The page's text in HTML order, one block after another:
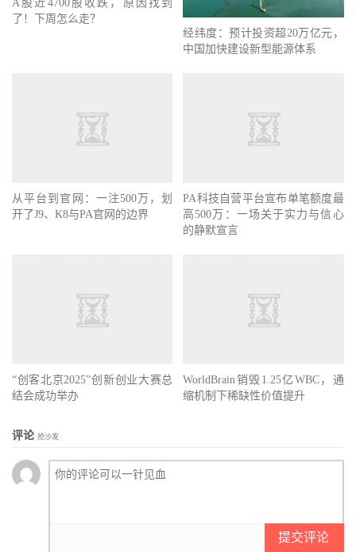
A股近4700股收跌，原因找到
了！下周怎么走？
经纬度：预计投资超20万亿元，
中国加快建设新型能源体系
从平台到官网：一注500万，划
开了J9、K8与PA官网的边界
PA科技自营平台宣布单笔额度最
高500万：一场关于实力与信心
的静默宣言
“创客北京2025”创新创业大赛总
结会成功举办
WorldBrain销毁1.25亿WBC，通
缩机制下稀缺性价值提升
评论 抢沙发
提交评论